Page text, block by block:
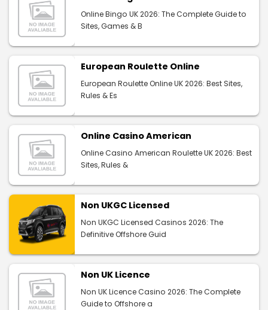
Online Bingo UK 2026: The Complete Guide to
Sites, Games & B
European Roulette Online
European Roulette Online UK 2026: Best Sites,
Rules & Es
Online Casino American
Online Casino American Roulette UK 2026: Best
Sites, Rules &
Non UKGC Licensed
Non UKGC Licensed Casinos 2026: The
Definitive Offshore Guid
Non UK Licence
Non UK Licence Casino 2026: The Complete
Guide to Offshore a